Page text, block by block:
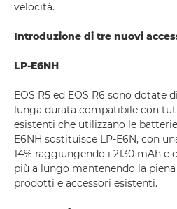
velocità.
Introduzione di tre nuovi
LP-E6NH
EOS R5 ed EOS R6 sono dotate
lunga durata compatibile con
esistenti che utilizzano le
E6NH sostituisce LP-E6N, con
14% raggiungendo i 2130 mAh e
più a lungo mantenendo la
prodotti e accessori esistenti.